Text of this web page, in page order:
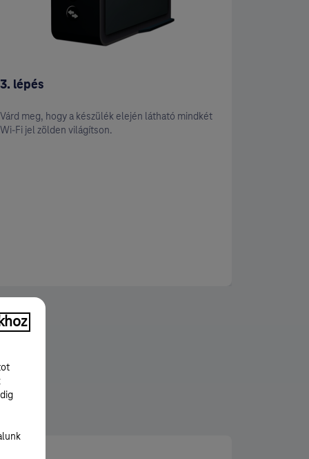
3. lépés
Várd meg, hogy a készülék elején látható mindkét
Wi-Fi jel zölden világítson.